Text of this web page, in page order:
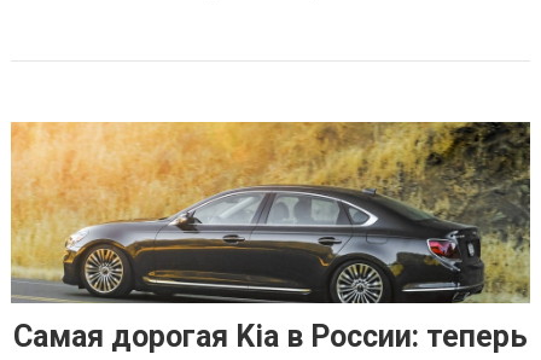
Самая дорогая Kia в России: теперь